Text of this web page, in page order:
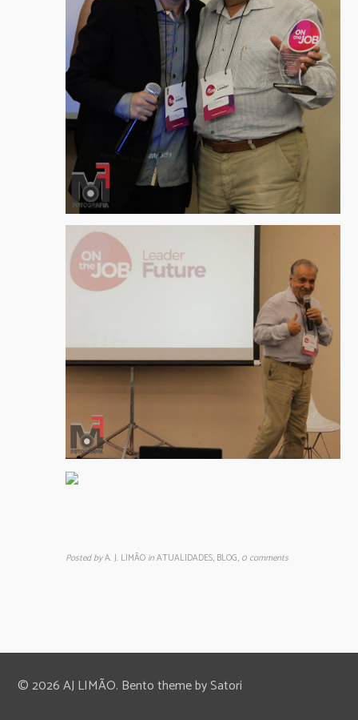
Posted byA. J. LIMÃO inATUALIDADES, BLOG, 0 comments
© 2026 AJ LIMÃO. Bento theme by Satori